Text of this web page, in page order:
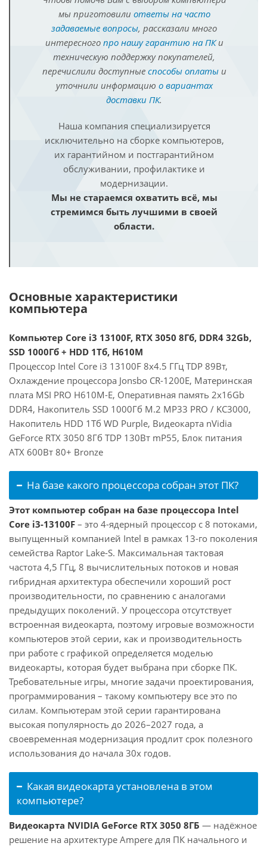
мы приготовили ответы на часто
задаваемые вопросы, рассказали много
интересного про нашу гарантию на ПКи
техническую поддержку покупателей,
перечислили доступные способы оплатыи
уточнили информацию о вариантах
доставки ПК.
Наша компания специализируется
исключительно на сборке компьютеров,
их гарантийном и постгарантийном
обслуживании, профилактике и
модернизации.
Мы не стараемся охватить всё, мы
стремимся быть лучшими в своей
области.
Основные характеристики
компьютера
Компьютер Core i3 13100F, RTX 3050 8Гб, DDR4 32Gb,
SSD 1000Гб + HDD 1Тб, H610M
Процессор Intel Core i3 13100F 8x4.5 ГГц TDP 89Вт,
Охлаждение процессора Jonsbo CR-1200E, Материнская
плата MSI PRO H610M-E, Оперативная память 2x16Gb
DDR4, Накопитель SSD 1000Гб M.2 MP33 PRO / KC3000,
Накопитель HDD 1Тб WD Purple, Видеокарта nVidia
GeForce RTX 3050 8Гб TDP 130Вт mP55, Блок питания
ATX 600Вт 80+ Bronze
На базе какого процессора собран этот ПК?
Этот компьютер собран на базе процессора Intel
Core i3-13100F – это 4-ядерный процессор с 8 потоками,
выпущенный компанией Intel в рамках 13-го поколения
семейства Raptor Lake-S. Максимальная тактовая
частота 4,5 ГГц, 8 вычислительных потоков и новая
гибридная архитектура обеспечили хороший рост
производительности, по сравнению с аналогами
предыдущих поколений. У процессора отсутствует
встроенная видеокарта, поэтому игровые возможности
компьютеров этой серии, как и производительность
при работе с графикой определяется моделью
видеокарты, которая будет выбрана при сборке ПК.
Требовательные игры, многие задачи проектирования,
программирования – такому компьютеру все это по
силам. Компьютерам этой серии гарантирована
высокая популярность до 2026–2027 года, а
своевременная модернизация продлит срок полезного
использования до начала 30х годов.
Какая видеокарта установлена в этом
компьютере?
Видеокарта NVIDIA GeForce RTX 3050 8ГБ — надёжное
решение на архитектуре Ampere для ПК начального и